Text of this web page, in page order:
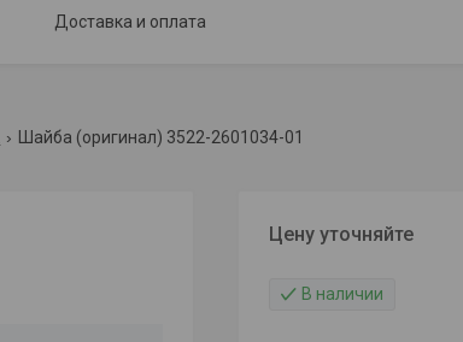
Доставка и оплата
Шайба (оригинал) 3522-2601034-01
Цену уточняйте
В наличии